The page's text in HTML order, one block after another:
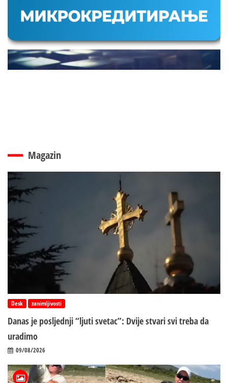
Magazin
Desk zanimljivosti
Danas je posljednji “ljuti svetac”: Dvije stvari svi treba da
uradimo
09/08/2026